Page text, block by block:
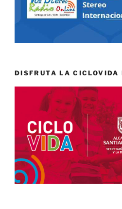
DISFRUTA LA CICLOVIDA